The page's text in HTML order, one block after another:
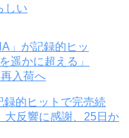
しい
録的ヒットで完売続
反響に感謝、25日か